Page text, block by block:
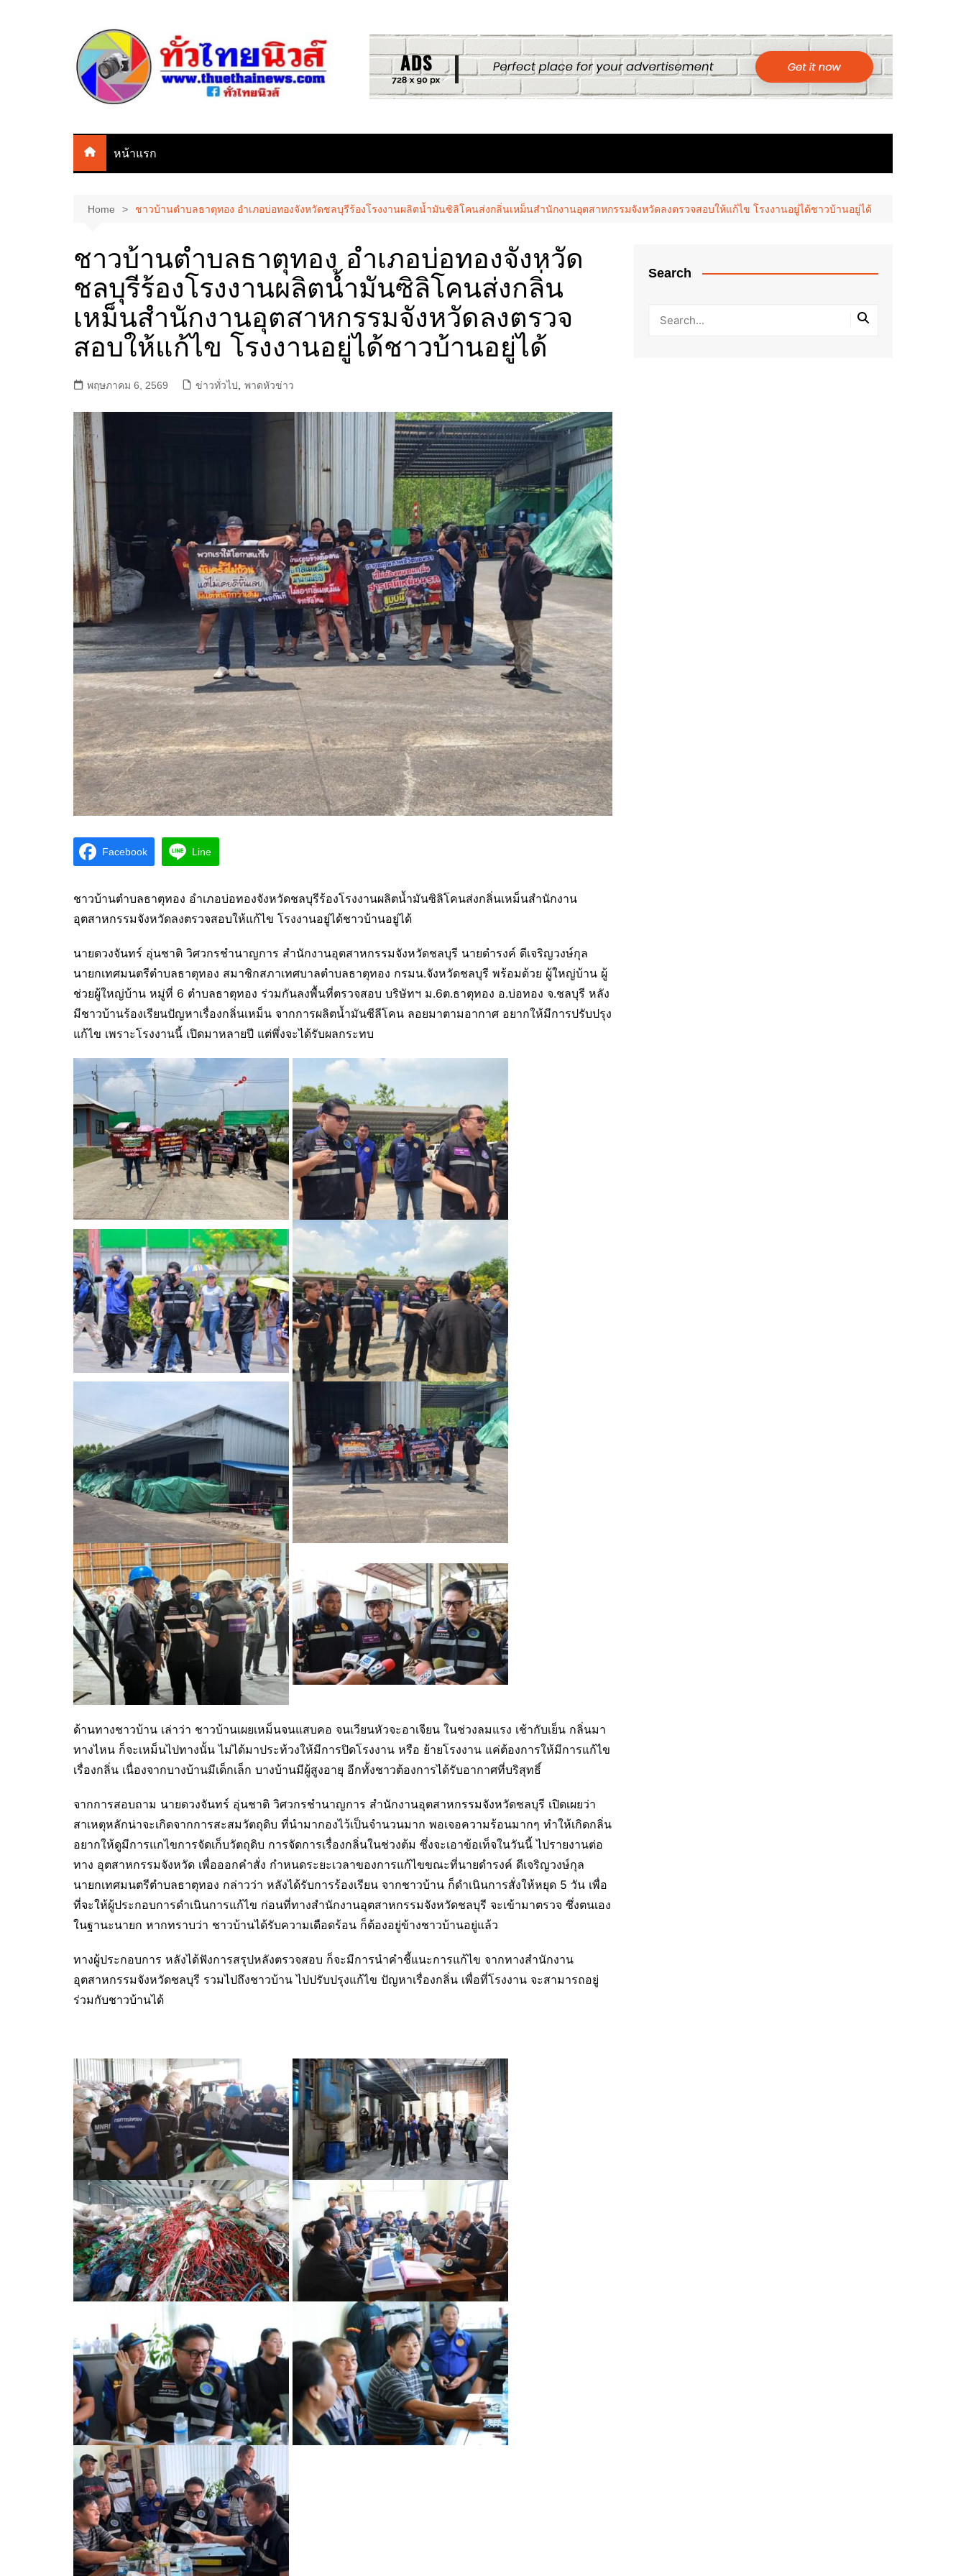
หน้าแรก
Home ชาวบ้านตำบลธาตุทอง อำเภอบ่อทองจังหวัดชลบุรีร้องโรงงานผลิตน้ำมันซิลิโคนส่งกลิ่นเหม็นสำนักงานอุตสาหกรรมจังหวัดลงตรวจสอบให้แก้ไข โรงงานอยู่ได้ชาวบ้านอยู่ได้
ชาวบ้านตำบลธาตุทอง อำเภอบ่อทองจังหวัด
ชลบุรีร้องโรงงานผลิตน้ำมันซิลิโคนส่งกลิ่น
เหม็นสำนักงานอุตสาหกรรมจังหวัดลงตรวจ
สอบให้แก้ไข โรงงานอยู่ได้ชาวบ้านอยู่ได้
พฤษภาคม 6, 2569 ข่าวทั่วไป พาดหัวข่าว
Facebook Line
ชาวบ้านตำบลธาตุทอง อำเภอบ่อทองจังหวัดชลบุรีร้องโรงงานผลิตน้ำมันซิลิโคนส่งกลิ่นเหม็นสำนักงาน
อุตสาหกรรมจังหวัดลงตรวจสอบให้แก้ไข โรงงานอยู่ได้ชาวบ้านอยู่ได้
นายดวงจันทร์ อุ่นชาติ วิศวกรชำนาญการ สำนักงานอุตสาหกรรมจังหวัดชลบุรี นายดำรงค์ ดีเจริญวงษ์กุล
นายกเทศมนตรีตำบลธาตุทอง สมาชิกสภาเทศบาลตำบลธาตุทอง กรมน.จังหวัดชลบุรี พร้อมด้วย ผู้ใหญ่บ้าน ผู้
ช่วยผู้ใหญ่บ้าน หมู่ที่ 6 ตำบลธาตุทอง ร่วมกันลงพื้นที่ตรวจสอบ บริษัทฯ ม.6ต.ธาตุทอง อ.บ่อทอง จ.ชลบุรี หลัง
มีชาวบ้านร้องเรียนปัญหาเรื่องกลิ่นเหม็น จากการผลิตน้ำมันซีลีโคน ลอยมาตามอากาศ อยากให้มีการปรับปรุง
แก้ไข เพราะโรงงานนี้ เปิดมาหลายปี แต่พึ่งจะได้รับผลกระทบ
ด้านทางชาวบ้าน เล่าว่า ชาวบ้านเผยเหม็นจนแสบคอ จนเวียนหัวจะอาเจียน ในช่วงลมแรง เช้ากับเย็น กลิ่นมา
ทางไหน ก็จะเหม็นไปทางนั้น ไม่ได้มาประท้วงให้มีการปิดโรงงาน หรือ ย้ายโรงงาน แค่ต้องการให้มีการแก้ไข
เรื่องกลิ่น เนื่องจากบางบ้านมีเด็กเล็ก บางบ้านมีผู้สูงอายุ อีกทั้งชาวต้องการได้รับอากาศที่บริสุทธิ์
จากการสอบถาม นายดวงจันทร์ อุ่นชาติ วิศวกรชำนาญการ สำนักงานอุตสาหกรรมจังหวัดชลบุรี เปิดเผยว่า
สาเหตุหลักน่าจะเกิดจากการสะสมวัตถุดิบ ที่นำมากองไว้เป็นจำนวนมาก พอเจอความร้อนมากๆ ทำให้เกิดกลิ่น
อยากให้ดูมีการแกไขการจัดเก็บวัตถุดิบ การจัดการเรื่องกลิ่นในช่วงต้ม ซึ่งจะเอาข้อเท็จในวันนี้ ไปรายงานต่อ
ทาง อุตสาหกรรมจังหวัด เพื่อออกคำสั่ง กำหนดระยะเวลาของการแก้ไขขณะที่นายดำรงค์ ดีเจริญวงษ์กุล
นายกเทศมนตรีตำบลธาตุทอง กล่าวว่า หลังได้รับการร้องเรียน จากชาวบ้าน ก็ดำเนินการสั่งให้หยุด 5 วัน เพื่อ
ที่จะให้ผู้ประกอบการดำเนินการแก้ไข ก่อนที่ทางสำนักงานอุตสาหกรรมจังหวัดชลบุรี จะเข้ามาตรวจ ซึ่งตนเอง
ในฐานะนายก หากทราบว่า ชาวบ้านได้รับความเดือดร้อน ก็ต้องอยู่ข้างชาวบ้านอยู่แล้ว
ทางผู้ประกอบการ หลังได้ฟังการสรุปหลังตรวจสอบ ก็จะมีการนำคำชี้แนะการแก้ไข จากทางสำนักงาน
อุตสาหกรรมจังหวัดชลบุรี รวมไปถึงชาวบ้าน ไปปรับปรุงแก้ไข ปัญหาเรื่องกลิ่น เพื่อที่โรงงาน จะสามารถอยู่
ร่วมกับชาวบ้านได้
Search